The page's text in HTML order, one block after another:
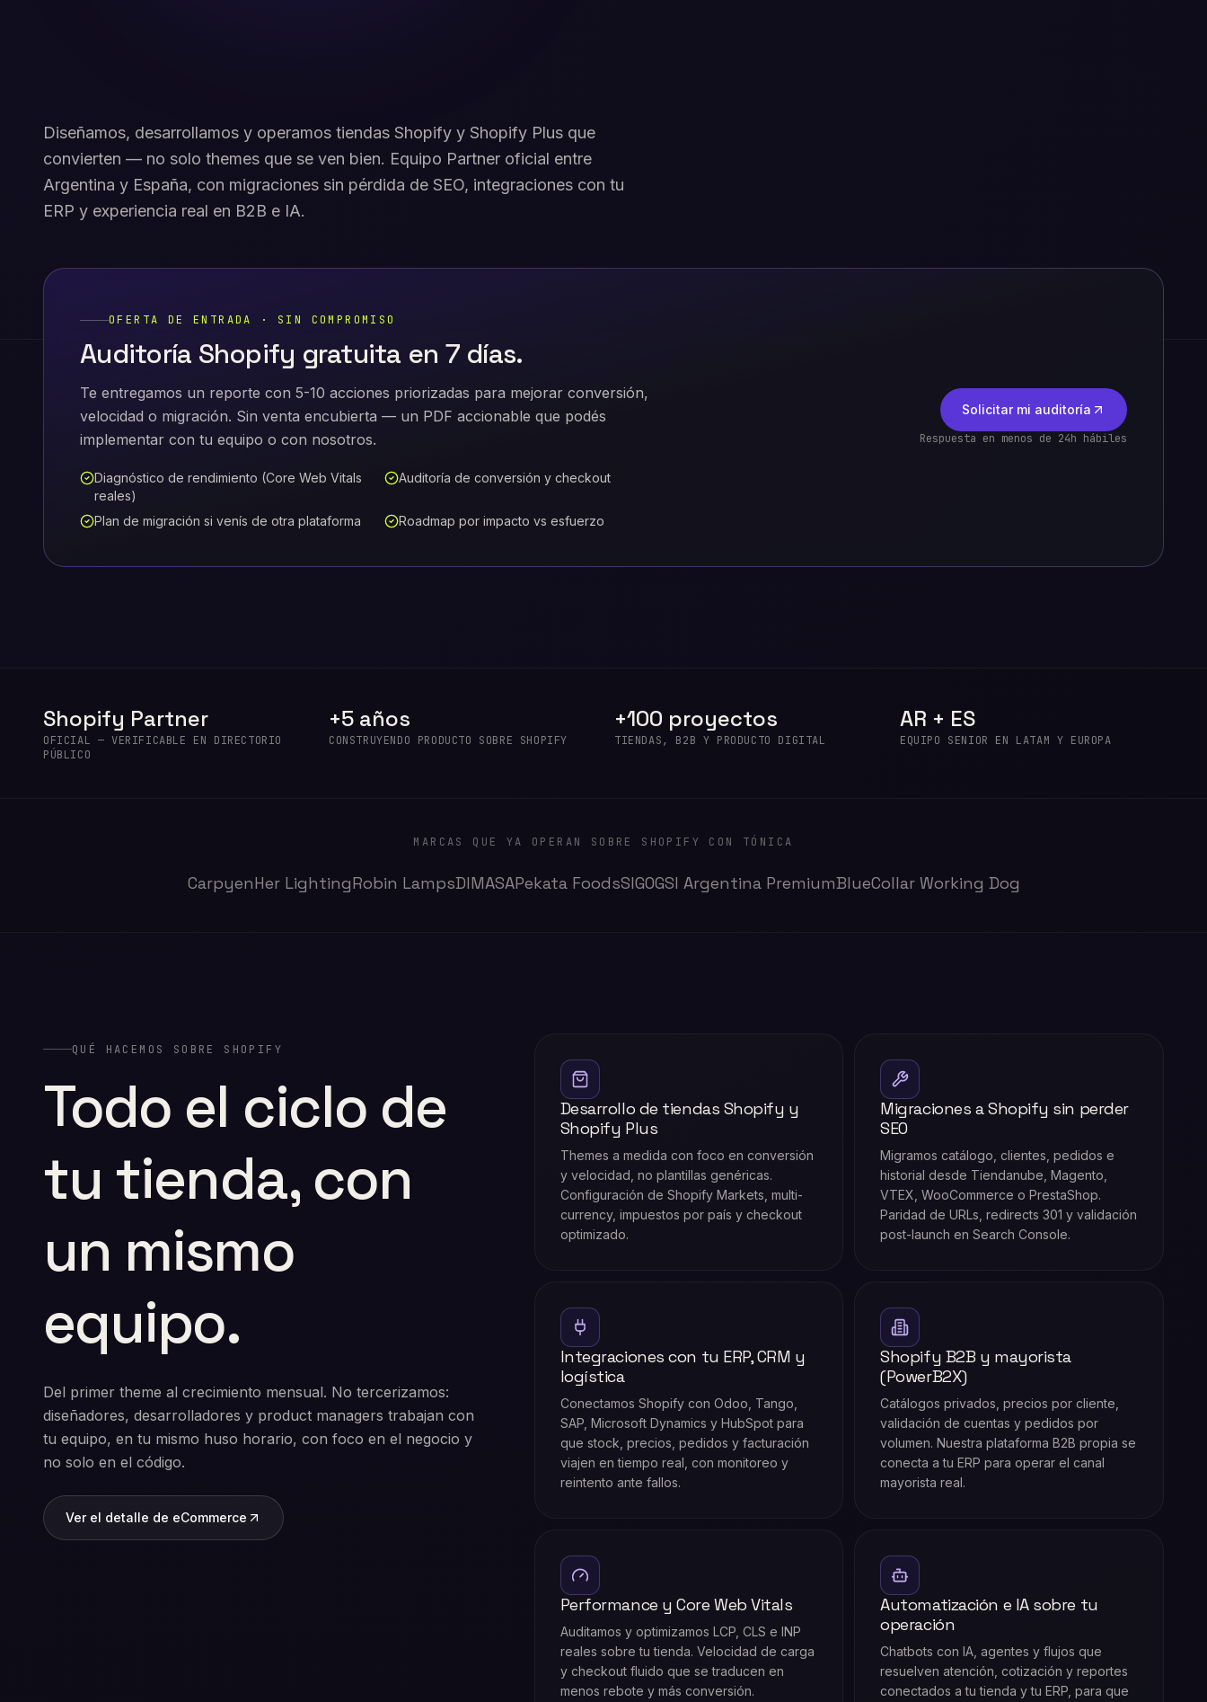
Diseñamos, desarrollamos y operamos tiendas Shopify y Shopify Plus que
convierten — no solo themes que se ven bien. Equipo Partner oficial entre
Argentina y España, con migraciones sin pérdida de SEO, integraciones con tu
ERP y experiencia real en B2B e IA.
OFERTA DE ENTRADA · SIN COMPROMISO
Auditoría Shopify gratuita en 7 días.
Te entregamos un reporte con 5-10 acciones priorizadas para mejorar conversión,
velocidad o migración. Sin venta encubierta — un PDF accionable que podés
implementar con tu equipo o con nosotros.
Diagnóstico de rendimiento (Core Web Vitals
reales)
Auditoría de conversión y checkout
Plan de migración si venís de otra plataforma Roadmap por impacto vs esfuerzo
Solicitar mi auditoría
Respuesta en menos de 24h hábiles
Shopify Partner
OFICIAL — VERIFICABLE EN DIRECTORIO
PÚBLICO
+5 años
CONSTRUYENDO PRODUCTO SOBRE SHOPIFY
+100 proyectos
TIENDAS, B2B Y PRODUCTO DIGITAL
AR + ES
EQUIPO SENIOR EN LATAM Y EUROPA
MARCAS QUE YA OPERAN SOBRE SHOPIFY CON TÓNICA
CarpyenHer LightingRobin LampsDIMASAPekata FoodsSIGOGSI Argentina PremiumBlueCollar Working Dog
QUÉ HACEMOS SOBRE SHOPIFY
Todo el ciclo de
tu tienda, con
un mismo
equipo.
Del primer theme al crecimiento mensual. No tercerizamos:
diseñadores, desarrolladores y product managers trabajan con
tu equipo, en tu mismo huso horario, con foco en el negocio y
no solo en el código.
Ver el detalle de eCommerce
Desarrollo de tiendas Shopify y
Shopify Plus
Themes a medida con foco en conversión
y velocidad, no plantillas genéricas.
Configuración de Shopify Markets, multi-
currency, impuestos por país y checkout
optimizado.
Migraciones a Shopify sin perder
SEO
Migramos catálogo, clientes, pedidos e
historial desde Tiendanube, Magento,
VTEX, WooCommerce o PrestaShop.
Paridad de URLs, redirects 301 y validación
post-launch en Search Console.
Integraciones con tu ERP, CRM y
logística
Conectamos Shopify con Odoo, Tango,
SAP, Microsoft Dynamics y HubSpot para
que stock, precios, pedidos y facturación
viajen en tiempo real, con monitoreo y
reintento ante fallos.
Shopify B2B y mayorista
(PowerB2X)
Catálogos privados, precios por cliente,
validación de cuentas y pedidos por
volumen. Nuestra plataforma B2B propia se
conecta a tu ERP para operar el canal
mayorista real.
Performance y Core Web Vitals
Auditamos y optimizamos LCP, CLS e INP
reales sobre tu tienda. Velocidad de carga
y checkout fluido que se traducen en
menos rebote y más conversión.
Automatización e IA sobre tu
operación
Chatbots con IA, agentes y flujos que
resuelven atención, cotización y reportes
conectados a tu tienda y tu ERP, para que